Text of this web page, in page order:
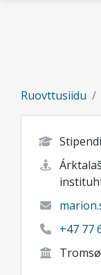
Ruovttusiidu
+47 77
Tromsø